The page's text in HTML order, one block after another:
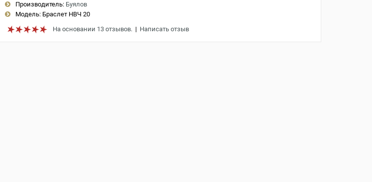
Производитель: Буялов
Модель:Браслет НВЧ 20
На основании 13 отзывов.| Написать отзыв